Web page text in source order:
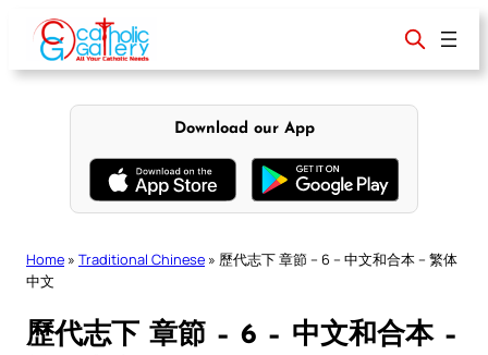
content
Download our App
Home » Traditional Chinese » 歷代志下 章節 – 6 – 中文和合本 – 繁体
中文
歷代志下 章節 – 6 – 中文和合本 –